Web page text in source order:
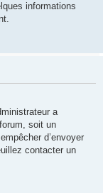
informations
a
soit un
d’envoyer
contacter un